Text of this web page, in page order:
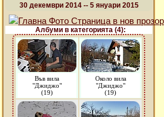
30 декември 2014 -- 5 януари 2015
Албуми в категорията (4):
Във вила
"Джиджо"
(19)
Около вила
"Джиджо"
(19)